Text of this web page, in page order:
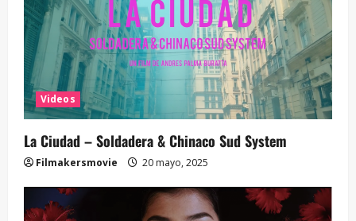
Videos
La Ciudad – Soldadera & Chinaco Sud System
Filmakersmovie 20 mayo, 2025